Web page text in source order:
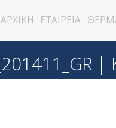
ΑΡΧΙΚΗ ΕΤΑΙΡΕΙΑ